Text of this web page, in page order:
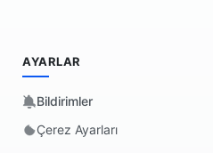
AYARLAR
Bildirimler
Çerez Ayarları